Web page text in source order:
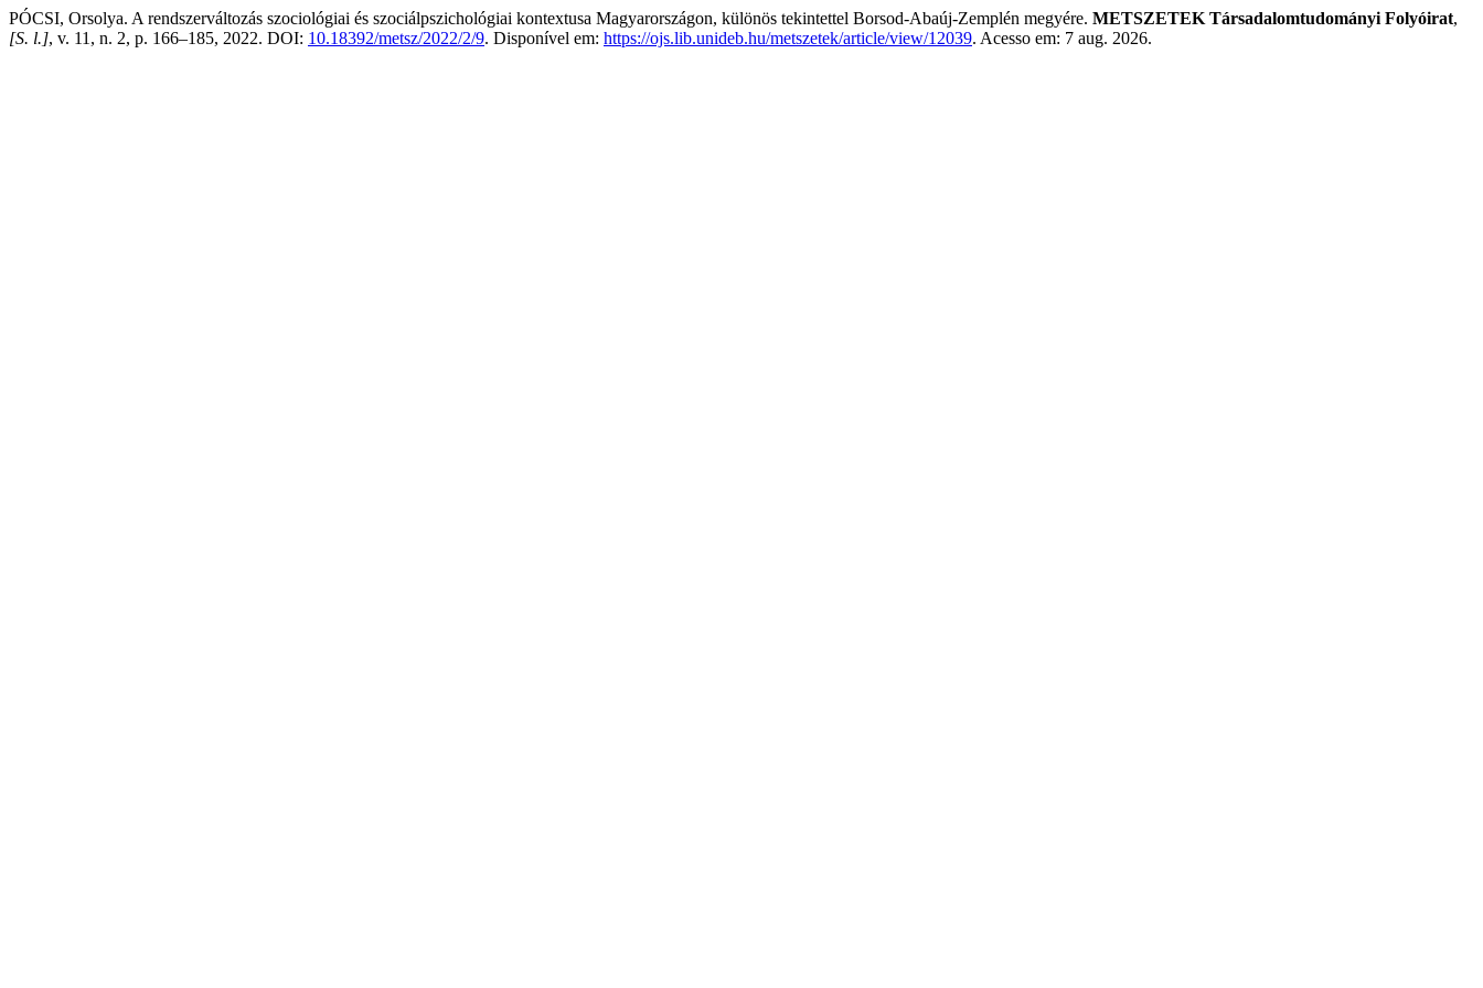
PÓCSI, Orsolya. A rendszerváltozás szociológiai és szociálpszichológiai kontextusa Magyarországon, különös tekintettel Borsod-Abaúj-Zemplén megyére. METSZETEK Társadalomtudományi Folyóirat,
[S. l.], v. 11, n. 2, p. 166–185, 2022. DOI: 10.18392/metsz/2022/2/9. Disponível em: https://ojs.lib.unideb.hu/metszetek/article/view/12039. Acesso em: 7 aug. 2026.